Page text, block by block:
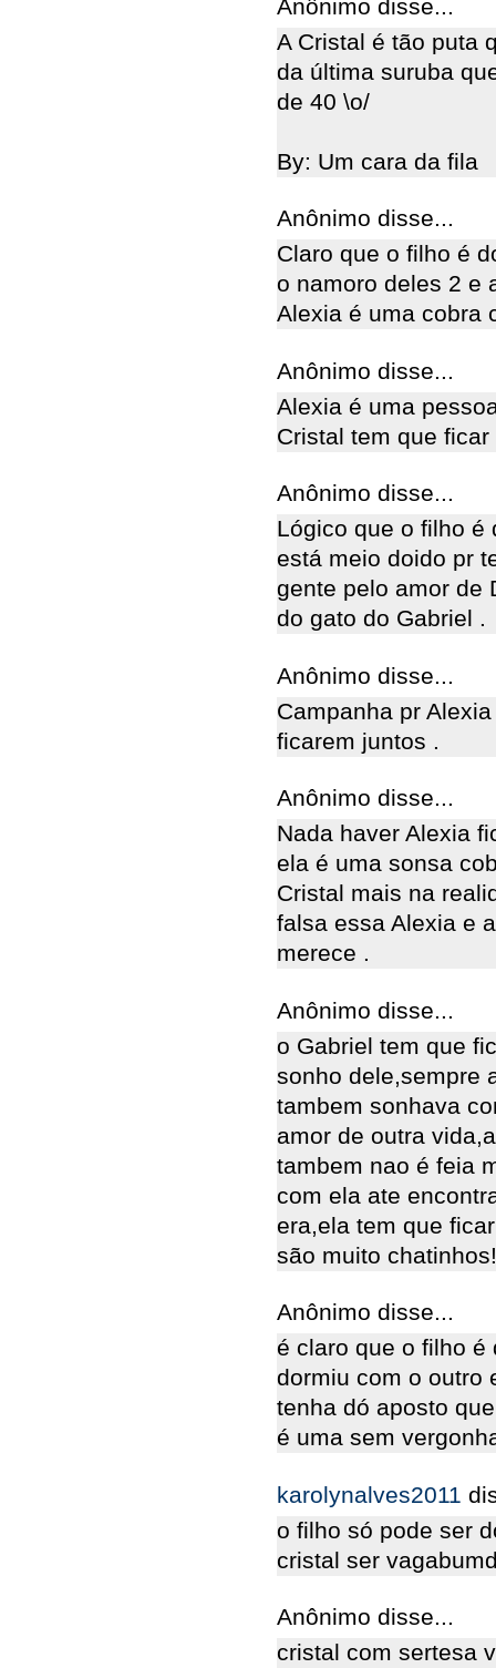
Anônimo disse...
A Cristal é tão puta
da última suruba
de 40 \o/
By: Um cara da fila
Anônimo disse...
Claro que o filho é
o namoro deles 2 e
Alexia é uma cobra
Anônimo disse...
Alexia é uma
Cristal tem que
Anônimo disse...
Lógico que o filho é
está meio doido pr
gente pelo amor de
do gato do Gabriel .
Anônimo disse...
Campanha pr
ficarem juntos .
Anônimo disse...
Nada haver Alexia
ela é uma sonsa
Cristal mais na
falsa essa Alexia e
merece .
Anônimo disse...
o Gabriel tem que
sonho dele,sempre
tambem sonhava
amor de outra
tambem nao é feia
com ela ate
era,ela tem que
são muito
Anônimo disse...
é claro que o filho é
dormiu com o outro
tenha dó aposto
é uma sem
karolynalves2011
o filho só pode ser
cristal ser
Anônimo disse...
cristal com sertesa